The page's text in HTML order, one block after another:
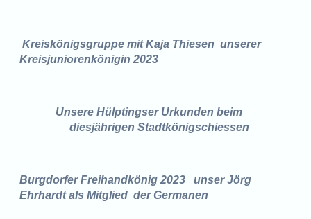
Kreiskönigsgruppe mit Kaja Thiesen unserer
Kreisjuniorenkönigin 2023
Unsere Hülptingser Urkunden beim
diesjährigen Stadtkönigschiessen
Burgdorfer Freihandkönig 2023
unser Jörg
Ehrhardt als Mitglied der Germanen